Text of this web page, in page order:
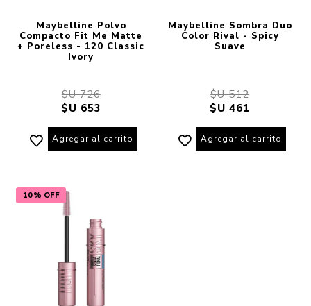
Maybelline Polvo
Compacto Fit Me Matte
+ Poreless - 120 Classic
Ivory
$U 726
$U 653
Agregar al carrito
Maybelline Sombra Duo
Color Rival - Spicy
Suave
$U 512
$U 461
Agregar al carrito
10% OFF